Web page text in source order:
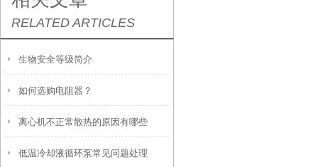
RELATED ARTICLES
生物安全等级简介
如何选购电阻器？
离心机不正常散热的原因有哪些
低温冷却液循环泵常见问题处理